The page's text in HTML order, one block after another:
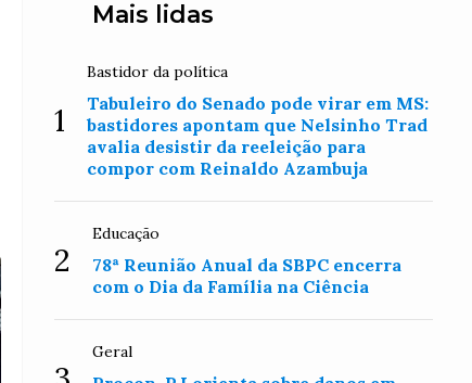
Mais lidas
1
Bastidor da política
Tabuleiro do Senado pode virar em MS:
bastidores apontam que Nelsinho Trad
avalia desistir da reeleição para
compor com Reinaldo Azambuja
2
Educação
78ª Reunião Anual da SBPC encerra
com o Dia da Família na Ciência
Geral